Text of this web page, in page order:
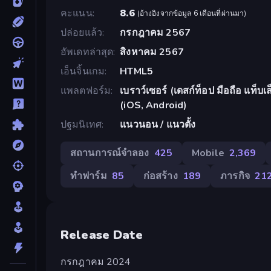
คะแนน
8.6 (อ้างอิงจากข้อมูล 6 เดือนที่ผ่านมา)
ปล่อยแล้ว
กรกฎาคม 2567
อัพเดทล่าสุด สิงหาคม 2567
เอ็นจิ้นเกม
HTML5
แพลตฟอร์ม
เบราว์เซอร์ (เดสก์ท็อป มือถือ แท็บ
(iOS, Android)
ปฐมนิเทศ
แนวนอน / แนวตั้ง
สถานการณ์จำลอง 425 Mobile 2,369
ทำฟาร์ม 85 ก่อสร้าง 189 ภารกิจ
Release Date
กรกฎาคม 2024